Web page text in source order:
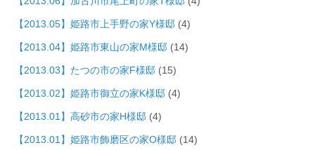
【2013.05】姫路市上手野の家Y様邸 (4)
【2013.04】姫路市東山の家M様邸 (14)
【2013.03】たつの市の家F様邸 (15)
【2013.02】姫路市御立の家K様邸 (4)
【2013.01】高砂市の家H様邸 (4)
【2013.01】姫路市飾磨区の家O様邸 (14)